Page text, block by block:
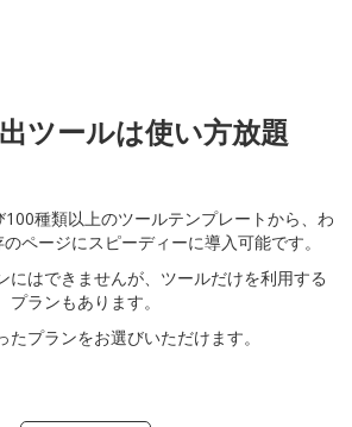
ツールは使い方放題
種類以上のツールテンプレートから、わ
ページにスピーディーに導入可能です。
にはできませんが、ツールだけを利用する
プランもあります。
たプランをお選びいただけます。